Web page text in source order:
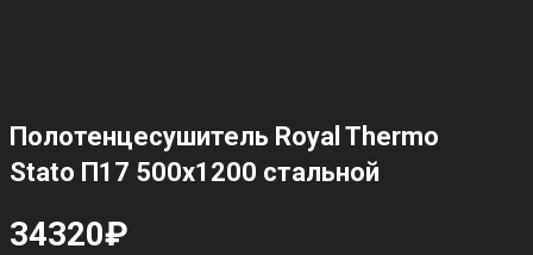
Полотенцесушитель Royal Thermo
Stato П17 500х1200 стальной
34320₽